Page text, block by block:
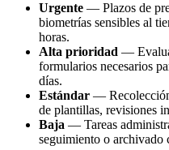
Urgente — Plazos de
biometrías sensibles al
horas.
Alta prioridad —
formularios necesarios
días.
Estándar —
de plantillas, revisiones
Baja — Tareas
seguimiento o archivado